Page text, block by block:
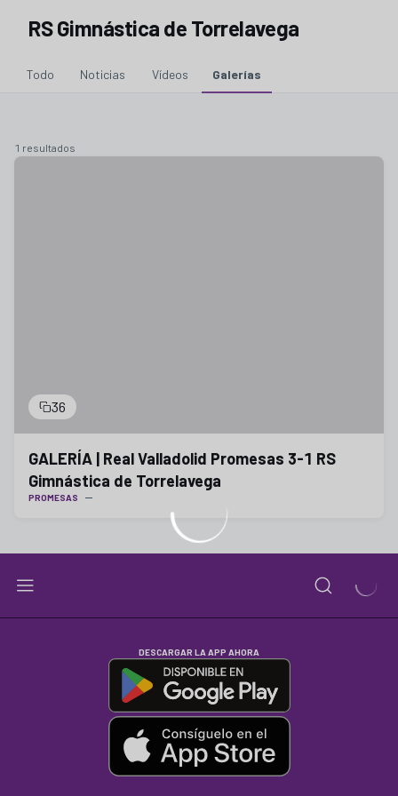
RS Gimnástica de Torrelavega
Todo Noticias Vídeos Galerías
1 resultados
36
GALERÍA | Real Valladolid Promesas 3-1 RS
Gimnástica de Torrelavega
PROMESAS
DESCARGAR LA APP AHORA